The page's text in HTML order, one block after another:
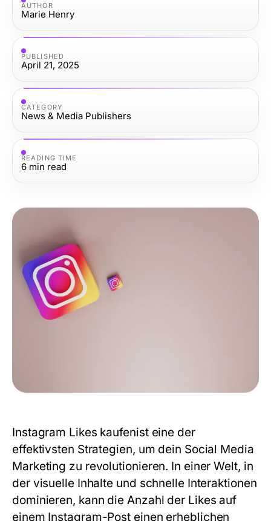
AUTHOR
Marie Henry
PUBLISHED
April 21, 2025
CATEGORY
News & Media Publishers
READING TIME
6 min read
Instagram Likes kaufenist eine der
effektivsten Strategien, um dein Social Media
Marketing zu revolutionieren. In einer Welt, in
der visuelle Inhalte und schnelle Interaktionen
dominieren, kann die Anzahl der Likes auf
einem Instagram-Post einen erheblichen